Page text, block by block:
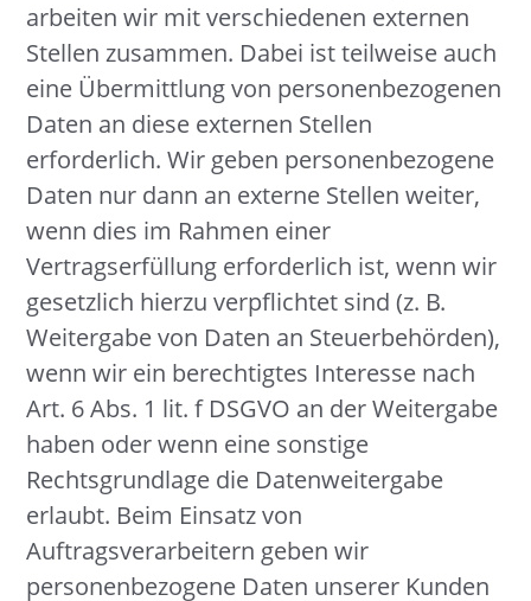
arbeiten wir mit verschiedenen externen
Stellen zusammen. Dabei ist teilweise auch
eine Übermittlung von personenbezogenen
Daten an diese externen Stellen
erforderlich. Wir geben personenbezogene
Daten nur dann an externe Stellen weiter,
wenn dies im Rahmen einer
Vertragserfüllung erforderlich ist, wenn wir
gesetzlich hierzu verpflichtet sind (z. B.
Weitergabe von Daten an Steuerbehörden),
wenn wir ein berechtigtes Interesse nach
Art. 6 Abs. 1 lit. f DSGVO an der Weitergabe
haben oder wenn eine sonstige
Rechtsgrundlage die Datenweitergabe
erlaubt. Beim Einsatz von
Auftragsverarbeitern geben wir
personenbezogene Daten unserer Kunden